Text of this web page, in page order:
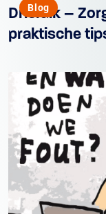
Blog
Drieluik –
praktische